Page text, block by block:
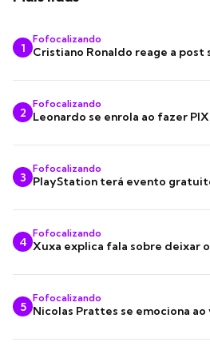
1
Fofocalizando
Cristiano Ronaldo reage a
2
Fofocalizando
Leonardo se enrola ao fazer
3
Fofocalizando
PlayStation terá evento
4
Fofocalizando
Xuxa explica fala sobre deixar
5
Fofocalizando
Nicolas Prattes se emociona